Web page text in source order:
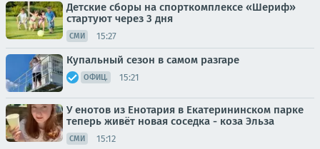
Детские сборы на спорткомплексе «Шериф»
стартуют через 3 дня
СМИ 15:27
Купальный сезон в самом разгаре
ОФИЦ. 15:21
У енотов из Енотария в Екатерининском парке
теперь живёт новая соседка - коза Эльза
СМИ 15:12